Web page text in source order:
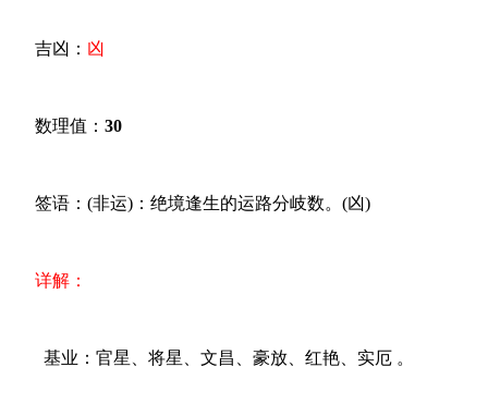
吉凶： 凶
数理值： 30
签语：(非运)：绝境逢生的运路分岐数。(凶)
详解：
基业：官星、将星、文昌、豪放、红艳、实厄 。